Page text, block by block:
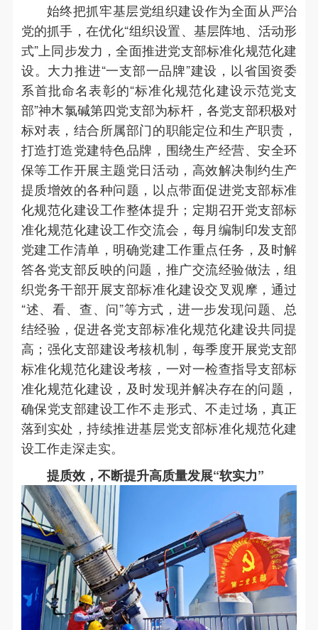
始终把抓牢基层党组织建设作为全面从严治
党的抓手，在优化“组织设置、基层阵地、活动形
式”上同步发力，全面推进党支部标准化规范化建
设。大力推进“一支部一品牌”建设，以省国资委
系首批命名表彰的“标准化规范化建设示范党支
部”神木氯碱第四党支部为标杆，各党支部积极对
标对表，结合所属部门的职能定位和生产职责，
打造打造党建特色品牌，围绕生产经营、安全环
保等工作开展主题党日活动，高效解决制约生产
提质增效的各种问题，以点带面促进党支部标准
化规范化建设工作整体提升；定期召开党支部标
准化规范化建设工作交流会，每月编制印发支部
党建工作清单，明确党建工作重点任务，及时解
答各党支部反映的问题，推广交流经验做法，组
织党务干部开展支部标准化建设交叉观摩，通过
“述、看、查、问”等方式，进一步发现问题、总
结经验，促进各党支部标准化规范化建设共同提
高；强化支部建设考核机制，每季度开展党支部
标准化规范化建设考核，一对一检查指导支部标
准化规范化建设，及时发现并解决存在的问题，
确保党支部建设工作不走形式、不走过场，真正
落到实处，持续推进基层党支部标准化规范化建
设工作走深走实。
提质效，不断提升高质量发展“软实力”